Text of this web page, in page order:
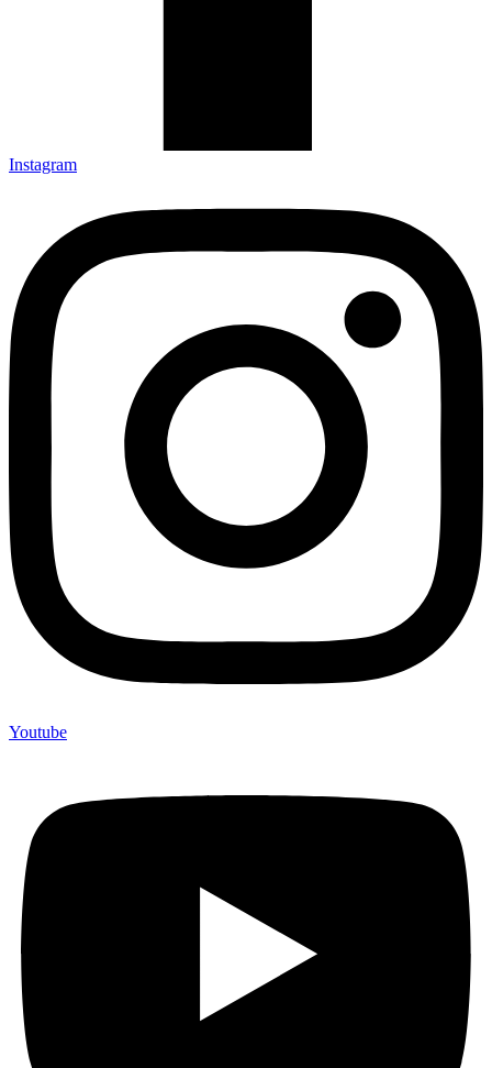
Instagram
Youtube